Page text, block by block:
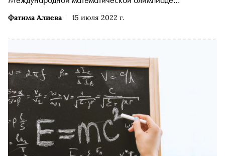
Фатима Алиева 15 июля 2022 г.
Минпросвещения